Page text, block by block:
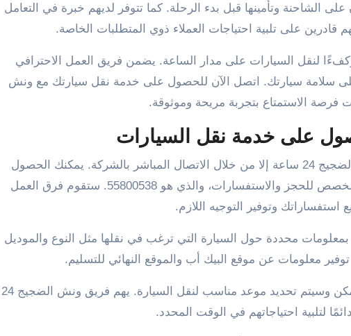
الشاحنة وتأمينها قبل بدء الرحلة. كما تتوفر لديهم خبرة في التعامل
قادرين على تلبية احتياجات العملاء ذوي المتطلبات الخاصة.
24 ساعة خيارًا موثوقًا وكفءًا لنقل السيارات على مدار الساعة. يضمن فريق العمل الاحترافي
سلامة سيارتك. اتصل الآن للحصول على خدمة نقل سيارتك مع ونش
على خدمة نقل السيارات
لا يمكن للعملاء طلب خدمة نقل السيارات من ونش الضجيج 24 ساعة إلا من خلال الاتصال المباشر بالشركة. يمكنك الحصول
على خدمة نقل السيارات من خلال الاتصال بالرقم المخصص للحجز والاستفسارات، والذي هو 55800538. ستقوم فرق العمل
استفساراتك وتوفير التوجيه اللازم.
بمعلومات محددة حول السيارة التي ترغب في نقلها مثل النوع والموديل
معلومات عن موقع البيك أب والموقع النهائي للتسليم.
بعد تلقي طلب الحجز، ستتم معالجته في أقرب وقت ممكن وسيتم تحديد موعد مناسب لنقل السيارة. يهم فريق ونش الضجيج 24
لتلبية احتياجاتهم في الوقت المحدد.